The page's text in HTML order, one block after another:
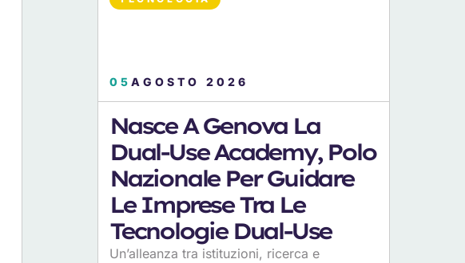
05AGOSTO 2026
Nasce A Genova La
Dual-Use Academy, Polo
Nazionale Per Guidare
Le Imprese Tra Le
Tecnologie Dual-Use
Un’alleanza tra istituzioni, ricerca e